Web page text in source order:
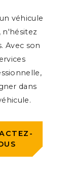
véhicule
n'hésitez
Avec son
dans